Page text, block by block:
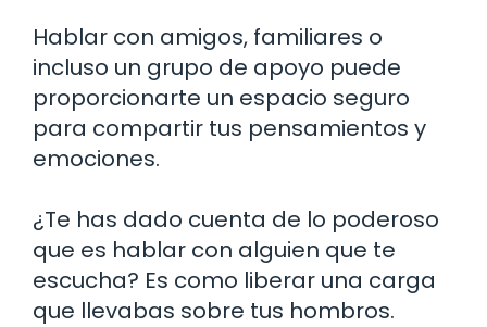
Hablar con amigos, familiares o
incluso un grupo de apoyo puede
proporcionarte un espacio seguro
para compartir tus pensamientos y
emociones.
¿Te has dado cuenta de lo poderoso
que es hablar con alguien que te
escucha? Es como liberar una carga
que llevabas sobre tus hombros.